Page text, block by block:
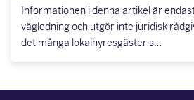
Informationen i denna artikel är
vägledning och utgör inte juridisk
det många lokalhyresgäster s…